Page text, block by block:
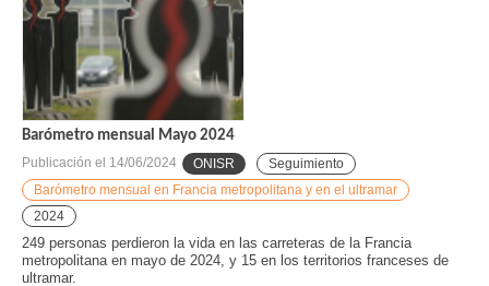
Barómetro mensual Mayo 2024
Publicación el 14/06/2024 ONISR
Seguimiento
Barómetro mensual en Francia metropolitana y en el ultramar
2024
249 personas perdieron la vida en las carreteras de la Francia
metropolitana en mayo de 2024, y 15 en los territorios franceses de
ultramar.